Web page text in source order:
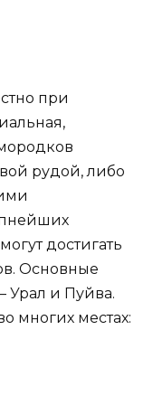
при
рудой, либо
достигать
Основные
Урал и Пуйва.
многих местах: